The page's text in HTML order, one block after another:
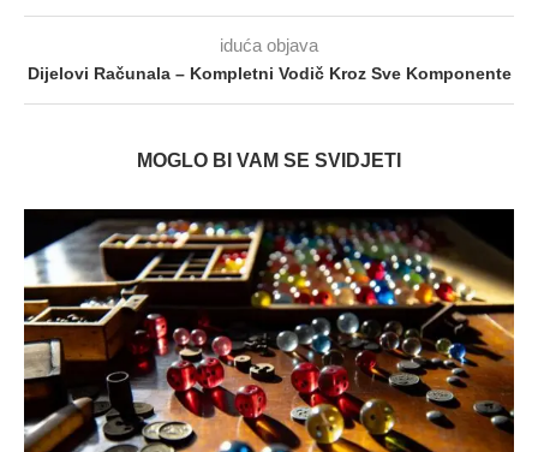
iduća objava
Dijelovi Računala – Kompletni Vodič Kroz Sve Komponente
MOGLO BI VAM SE SVIDJETI